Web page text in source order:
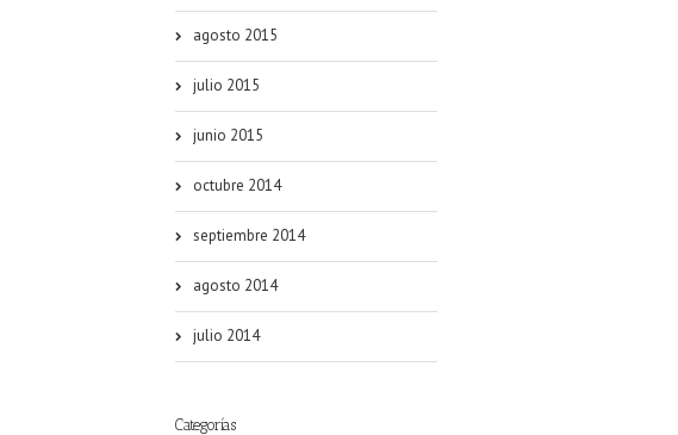
agosto 2015
julio 2015
junio 2015
octubre 2014
septiembre 2014
agosto 2014
julio 2014
Categorías